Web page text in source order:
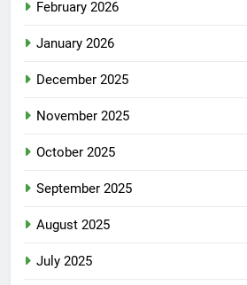
February 2026
January 2026
December 2025
November 2025
October 2025
September 2025
August 2025
July 2025